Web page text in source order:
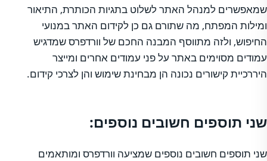
שמאפשרים למנהל האתר לשלוט בתגיות הכותרת, התיאור
ומילות המפתח, מה שתורם גם כן לקידום האתר במנועי
החיפוש, ולזה מתווסף המבנה החכם של וורדפרס שמדגיש
עמודים מסוימים באתר על פני עמודים אחרים ומייצר
היררכיית קישורים נכונה הן מבחינת שימוש והן לצרכי קידום.
שני תוספים חשובים נוספים:
שני תוספים חשובים נוספים שמציעה וורדפרס ומותאמים